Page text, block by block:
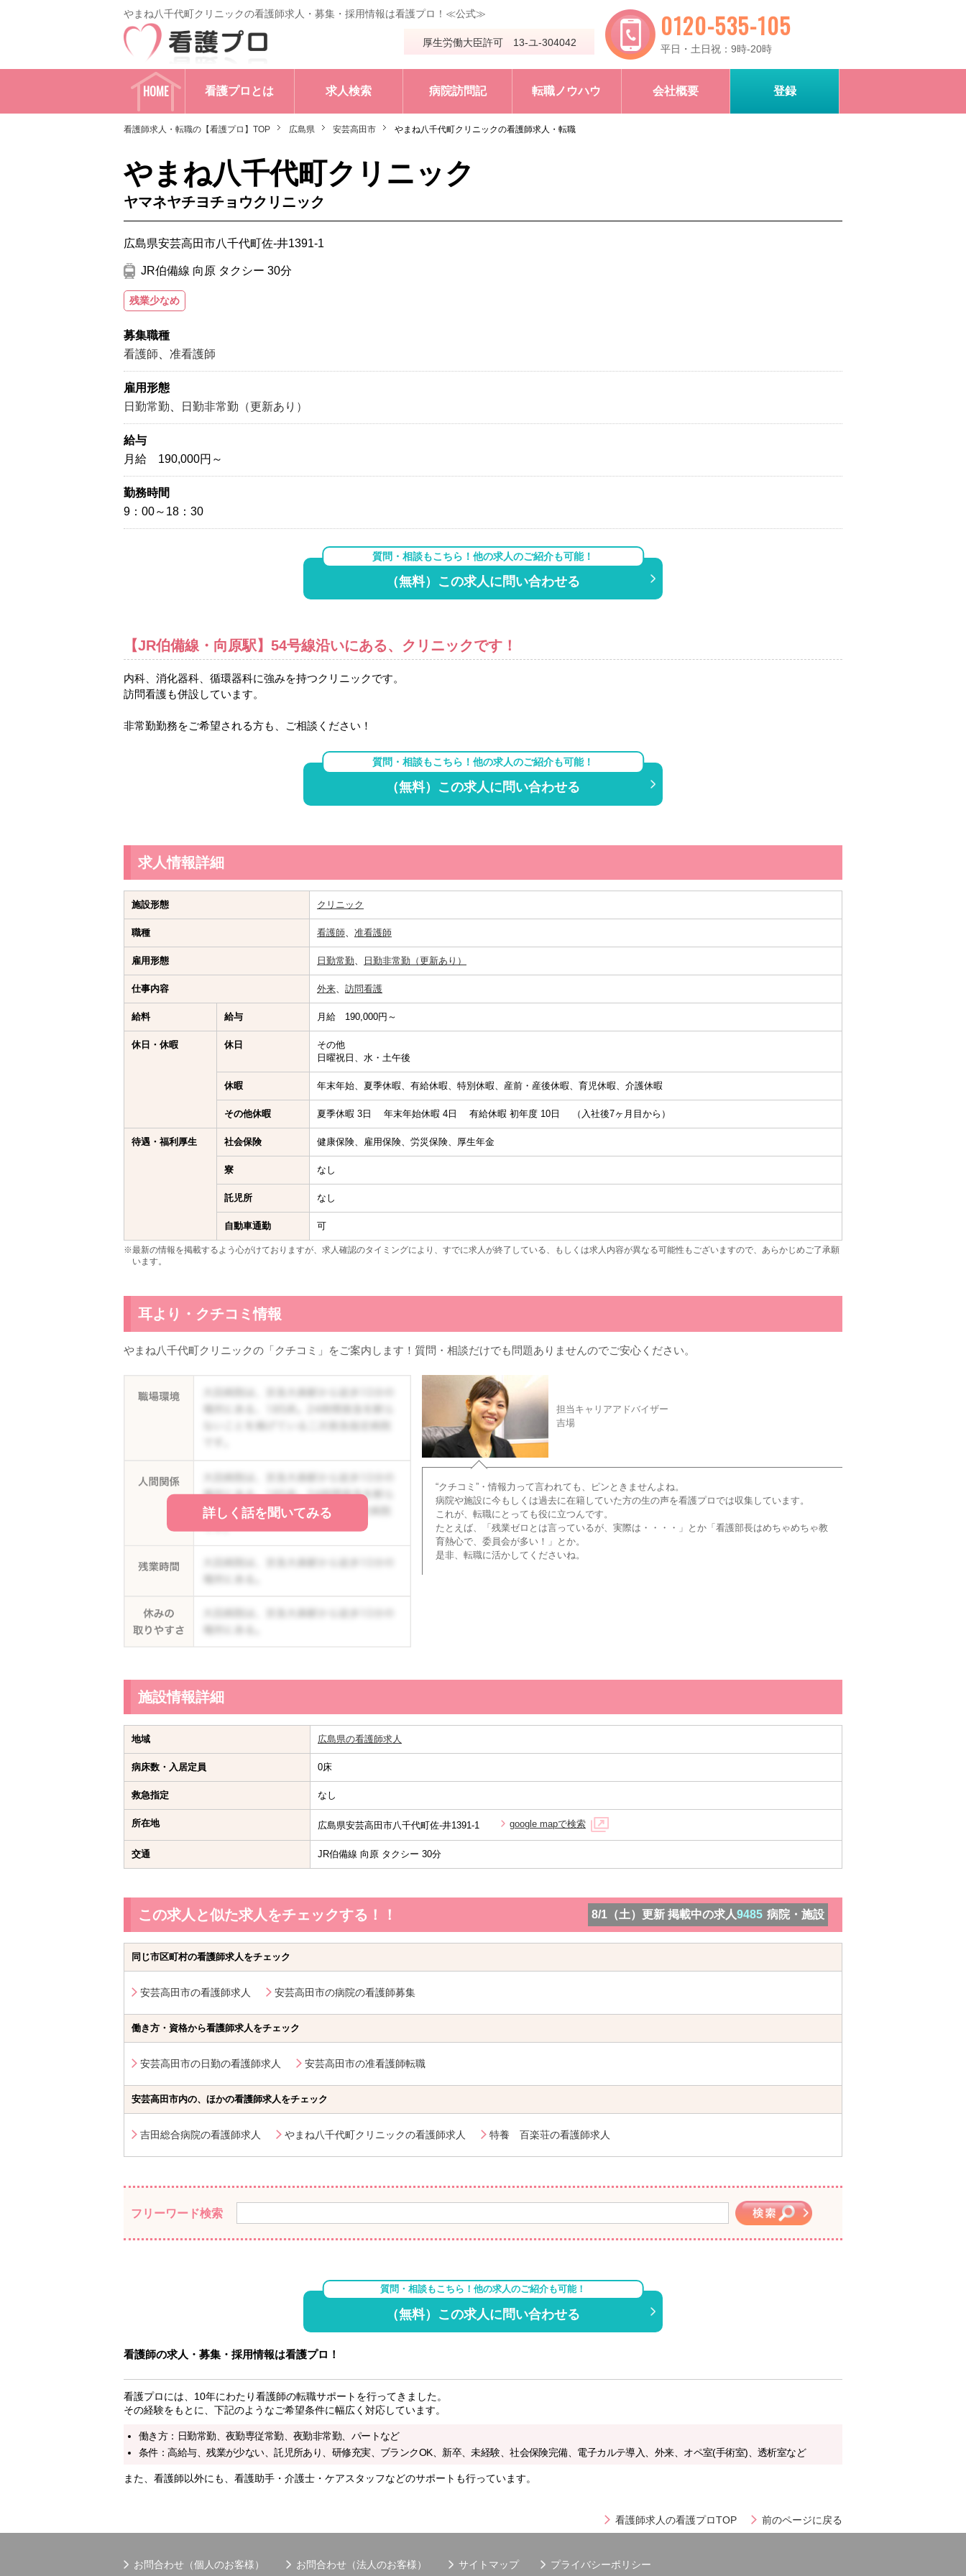
やまね八千代町クリニックの看護師求人・募集・採用情報は看護プロ！≪公式≫
厚生労働大臣許可 13-ユ-304042
0120-535-105
平日・土日祝：9時-20時
HOME 看護プロとは 求人検索 病院訪問記 転職ノウハウ 会社概要 登録
看護師求人・転職の【看護プロ】TOP 広島県 安芸高田市 やまね八千代町クリニックの看護師求人・転職
やまね八千代町クリニック
ヤマネヤチヨチョウクリニック
広島県安芸高田市八千代町佐-井1391-1
JR伯備線 向原 タクシー 30分
残業少なめ
募集職種
看護師
准看護師
雇用形態
日勤常勤
日勤非常勤（更新あり）
給与
月給 190,000円～
勤務時間
9：00～18：30
質問・相談もこちら！他の求人のご紹介も可能！
（無料）この求人に問い合わせる
【JR伯備線・向原駅】54号線沿いにある、クリニックです！
内科、消化器科、循環器科に強みを持つクリニックです。
訪問看護も併設しています。
非常勤勤務をご希望される方も、ご相談ください！
質問・相談もこちら！他の求人のご紹介も可能！
（無料）この求人に問い合わせる
求人情報詳細
施設形態 クリニック
職種 看護師、 准看護師
雇用形態 日勤常勤、 日勤非常勤（更新あり）
仕事内容 外来、 訪問看護
給料 給与 月給 190,000円～
休日・休暇 休日
その他
日曜祝日、水・土午後
休暇 年末年始、夏季休暇、有給休暇、特別休暇、産前・産後休暇、育児休暇、介護休暇
その他休暇 夏季休暇 3日 年末年始休暇 4日 有給休暇 初年度 10日 （入社後7ヶ月目から）
待遇・福利厚生 社会保険 健康保険、雇用保険、労災保険、厚生年金
寮 なし
託児所 なし
自動車通勤 可
※最新の情報を掲載するよう心がけておりますが、求人確認のタイミングにより、すでに求人が終了している、もしくは求人内容が異なる可能性もございますので、あらかじめご了承願
います。
耳より・クチコミ情報
やまね八千代町クリニックの「クチコミ」をご案内します！質問・相談だけでも問題ありませんのでご安心ください。
詳しく話を聞いてみる
担当キャリアアドバイザー
吉場
“クチコミ”・情報力って言われても、ピンときませんよね。
病院や施設に今もしくは過去に在籍していた方の生の声を看護プロでは収集しています。
これが、転職にとっても役に立つんです。
たとえば、「残業ゼロとは言っているが、実際は・・・・」とか「看護部長はめちゃめちゃ教
育熱心で、委員会が多い！」とか。
是非、転職に活かしてくださいね。
施設情報詳細
地域 広島県の看護師求人
病床数・入居定員 0床
救急指定 なし
所在地 広島県安芸高田市八千代町佐-井1391-1 google mapで検索
交通 JR伯備線 向原 タクシー 30分
この求人と似た求人をチェックする！！ 8/1（土）更新 掲載中の求人9485 病院・施設
同じ市区町村の看護師求人をチェック
安芸高田市の看護師求人 安芸高田市の病院の看護師募集
働き方・資格から看護師求人をチェック
安芸高田市の日勤の看護師求人 安芸高田市の准看護師転職
安芸高田市内の、ほかの看護師求人をチェック
吉田総合病院の看護師求人 やまね八千代町クリニックの看護師求人 特養 百楽荘の看護師求人
フリーワード検索
質問・相談もこちら！他の求人のご紹介も可能！
（無料）この求人に問い合わせる
看護師の求人・募集・採用情報は看護プロ！
看護プロには、10年にわたり看護師の転職サポートを行ってきました。
その経験をもとに、下記のようなご希望条件に幅広く対応しています。
働き方：日勤常勤、夜勤専従常勤、夜勤非常勤、パートなど
条件：高給与、残業が少ない、託児所あり、研修充実、ブランクOK、新卒、未経験、社会保険完備、電子カルテ導入、外来、オペ室(手術室)、透析室など
また、看護師以外にも、看護助手・介護士・ケアスタッフなどのサポートも行っています。
看護師求人の看護プロTOP 前のページに戻る
お問合わせ（個人のお客様） お問合わせ（法人のお客様） サイトマップ プライバシーポリシー